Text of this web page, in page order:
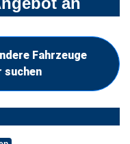
Fahrzeuge
suchen